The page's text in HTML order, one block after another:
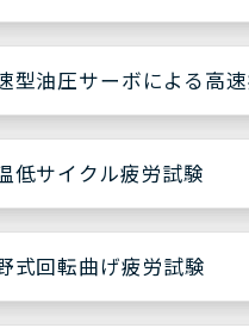
型油圧サーボによる高速疲労
低サイクル疲労試験
式回転曲げ疲労試験